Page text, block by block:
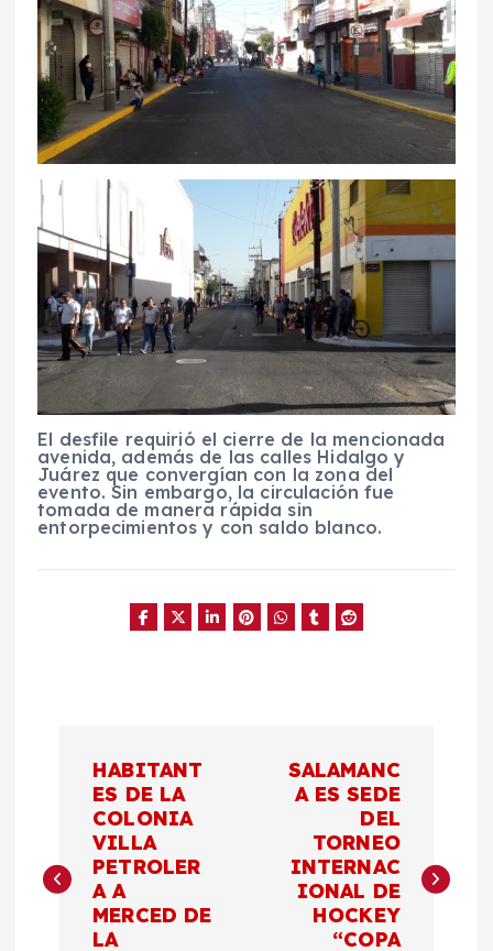
El desfile requirió el cierre de la mencionada
avenida, además de las calles Hidalgo y
Juárez que convergían con la zona del
evento. Sin embargo, la circulación fue
tomada de manera rápida sin
entorpecimientos y con saldo blanco.
v
e
HABITANT
ES DE LA
COLONIA
VILLA
PETROLER
A A
MERCED DE
LA
SALAMANC
A ES SEDE
DEL
TORNEO
INTERNAC
IONAL DE
HOCKEY
“COPA